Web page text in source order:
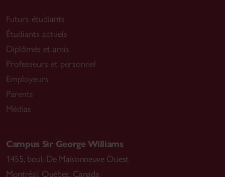
Futurs étudiants
Étudiants actuels
Diplômés et amis
Professeurs et personnel
Employeurs
Parents
Médias
Campus Sir George Williams
1455, boul. De Maisonneuve Ouest
Montréal, Québec, Canada